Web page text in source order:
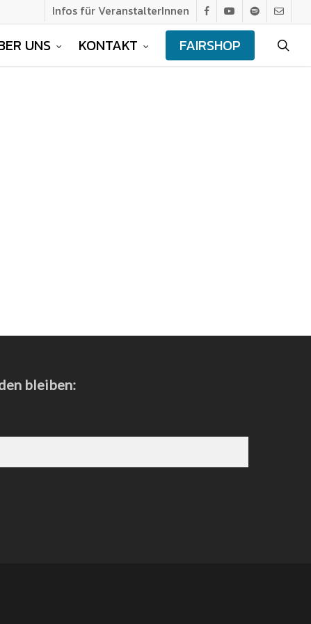
facebook
youtubespotifyemail
Infos für VeranstalterInnen
UNS KONTAKT FAIRSHOP
bleiben: